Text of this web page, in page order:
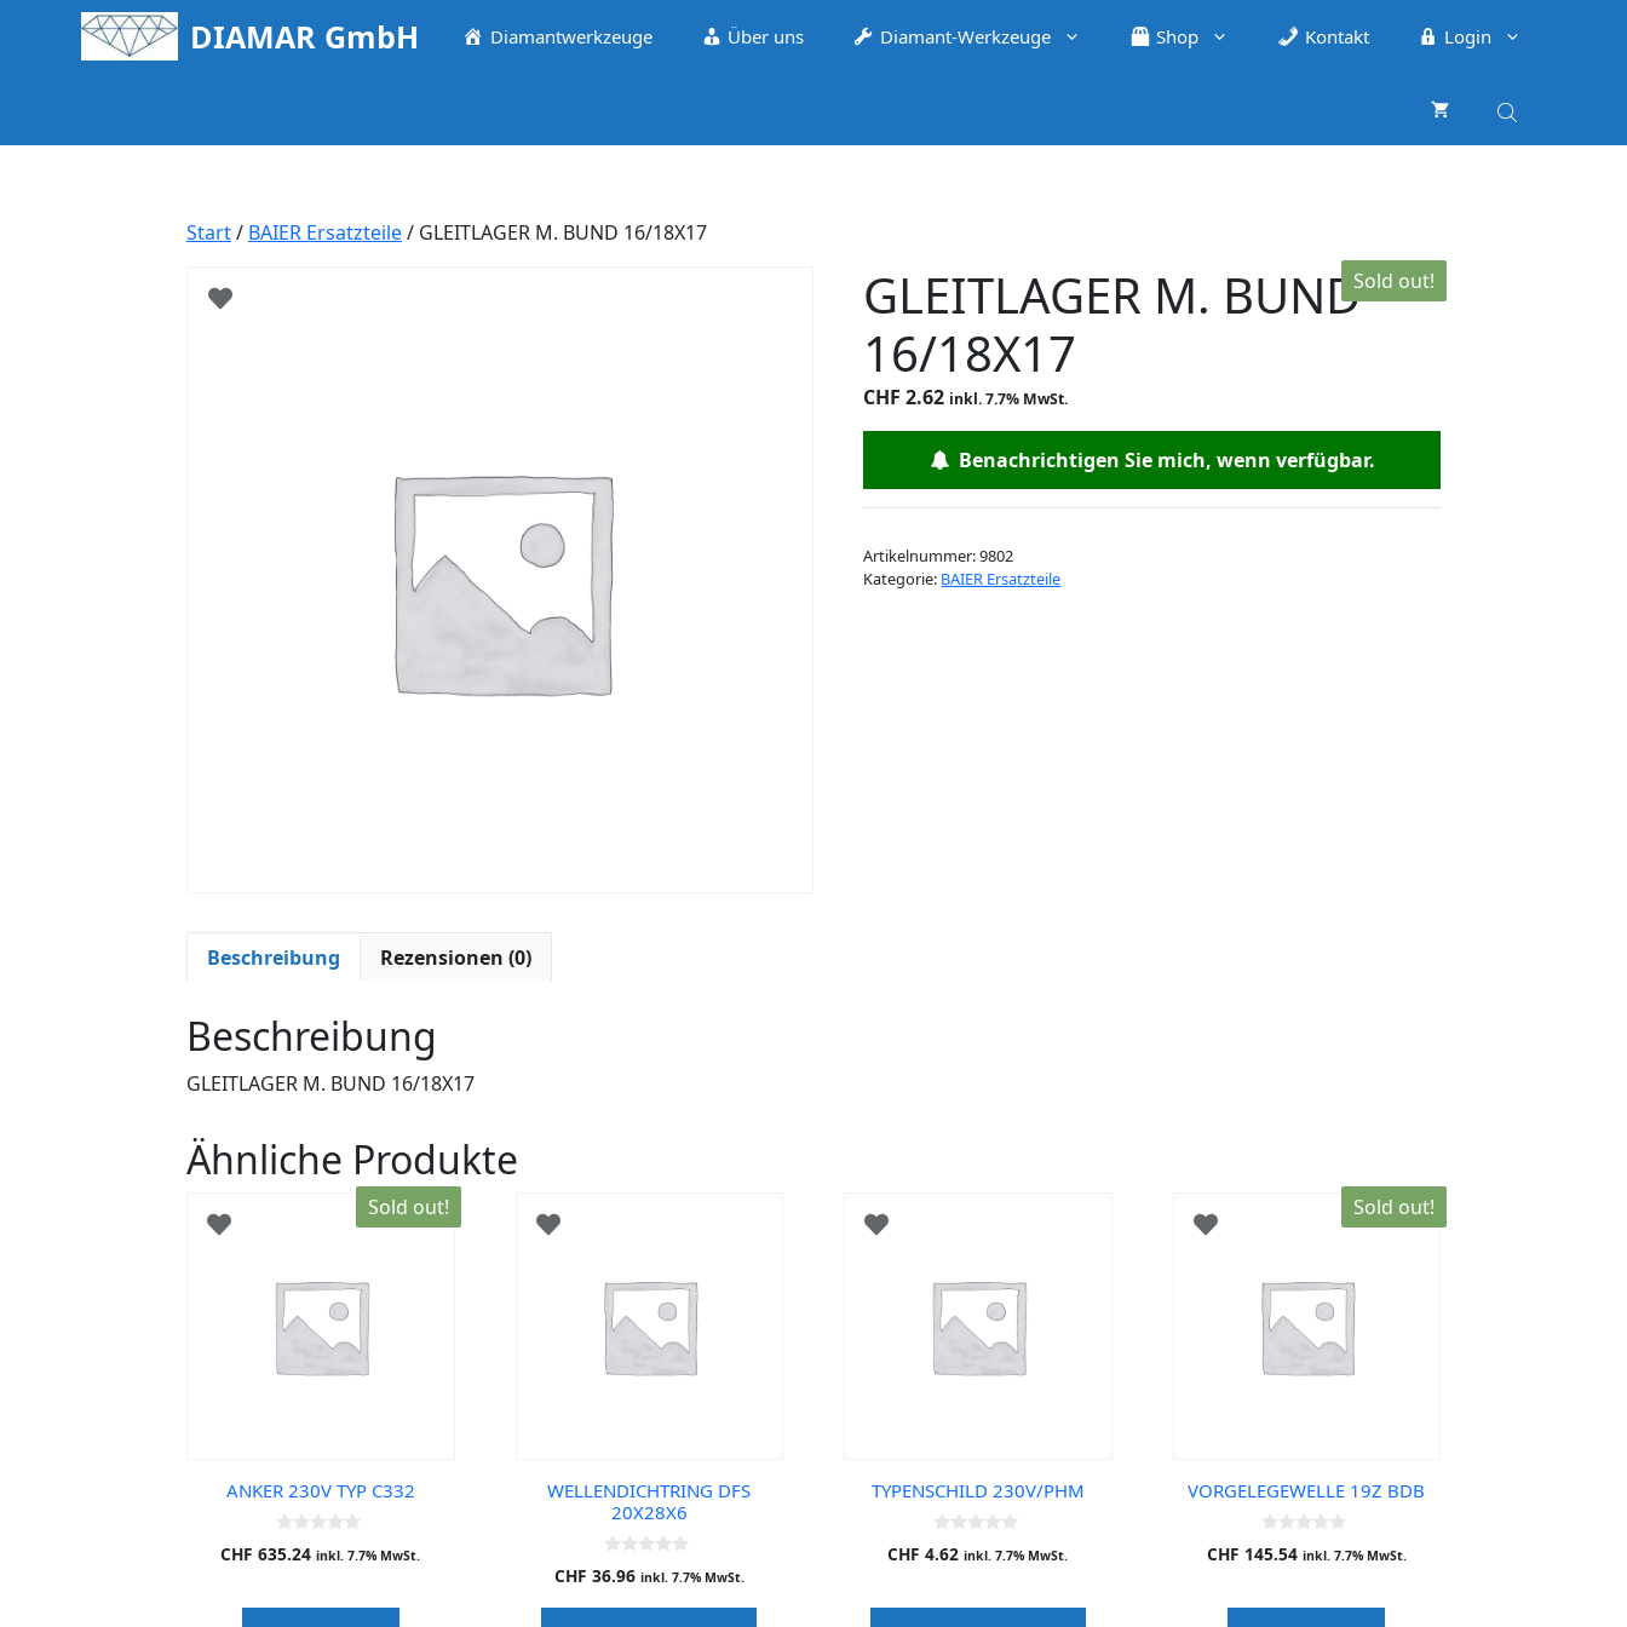
DIAMAR GmbH Diamantwerkzeuge Über uns Diamant-Werkzeuge Shop Kontakt Login
Start/ BAIER Ersatzteile/ GLEITLAGER M. BUND 16/18X17
Sold out!
GLEITLAGER M. BUND
16/18X17
CHF 2.62 inkl. 7.7% MwSt.
Benachrichtigen Sie mich, wenn verfügbar.
Artikelnummer:9802
Kategorie: BAIER Ersatzteile
Beschreibung Rezensionen (0)
Beschreibung
GLEITLAGER M. BUND 16/18X17
Ähnliche Produkte
Sold out!
ANKER 230V TYP C332
0
o
o
CHF 635.24 inkl. 7.7% MwSt.
WELLENDICHTRING DFS
20X28X6
0
o
CHF 36.96 inkl. 7.7% MwSt.
TYPENSCHILD 230V/PHM
0
o
o
CHF 4.62 inkl. 7.7% MwSt.
Sold out!
VORGELEGEWELLE 19Z BDB
0
o
o
CHF 145.54 inkl. 7.7% MwSt.